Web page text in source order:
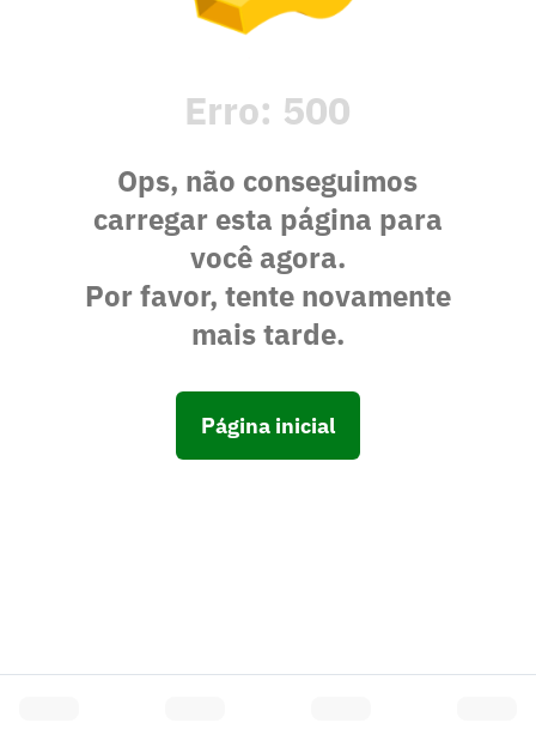
Erro: 500
Ops, não conseguimos
carregar esta página para
você agora.
Por favor, tente novamente
mais tarde.
Página inicial